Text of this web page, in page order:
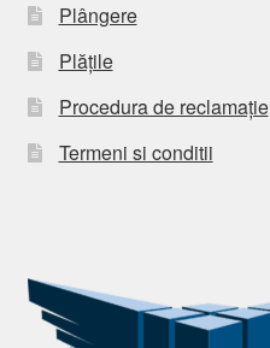
Plângere
Plățile
Procedura de reclamație
Termeni si conditii